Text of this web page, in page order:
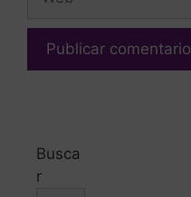
Busca
Buscar